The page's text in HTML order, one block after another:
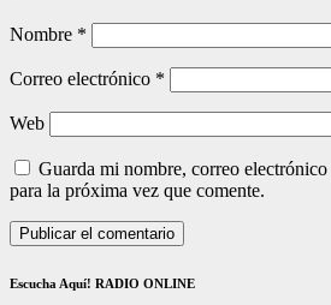
Nombre *
Correo electrónico *
Web
Guarda mi nombre, correo
para la próxima vez que comente.
Escucha Aquí! RADIO ONLINE